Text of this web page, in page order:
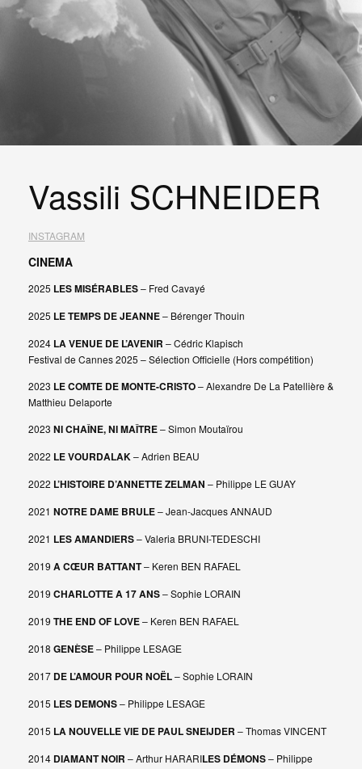
Vassili SCHNEIDER
INSTAGRAM
CINEMA
2025 LES MISÉRABLES– Fred Cavayé
2025 LE TEMPS DE JEANNE– Bérenger Thouin
2024 LA VENUE DE L’AVENIR – Cédric Klapisch
Festival de Cannes 2025 – Sélection Officielle (Hors compétition)
2023 LE COMTE DE MONTE-CRISTO–Alexandre De La Patellière &
Matthieu Delaporte
2023 NI CHAÎNE, NI MAÎTRE– Simon Moutaïrou
2022 LE VOURDALAK– Adrien BEAU
2022 L’HISTOIRE D’ANNETTE ZELMAN – Philippe LE GUAY
2021 NOTRE DAME BRULE– Jean-Jacques ANNAUD
2021 LES AMANDIERS– Valeria BRUNI-TEDESCHI
2019 A CŒUR BATTANT– Keren BEN RAFAEL
2019 CHARLOTTE A 17 ANS– Sophie LORAIN
2019 THE END OF LOVE– Keren BEN RAFAEL
2018 GENÈSE– Philippe LESAGE
2017 DE L’AMOUR POUR NOËL– Sophie LORAIN
2015 LES DEMONS– Philippe LESAGE
2015 LA NOUVELLE VIE DE PAUL SNEIJDER – Thomas VINCENT
2014 DIAMANT NOIR – Arthur HARARILES DÉMONS– Philippe